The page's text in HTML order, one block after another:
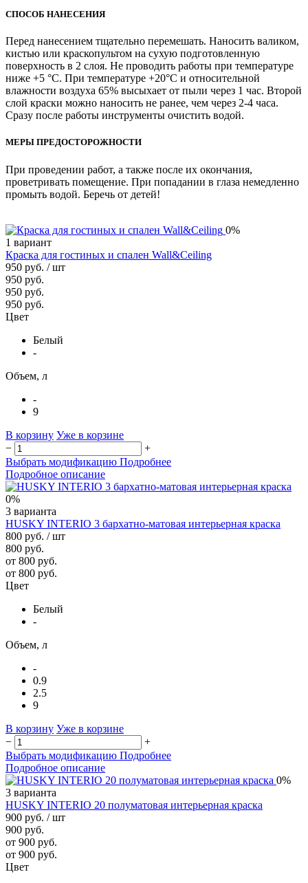
СПОСОБ НАНЕСЕНИЯ
Перед нанесением тщательно перемешать. Наносить валиком,
кистью или краскопультом на сухую подготовленную
поверхность в 2 слоя. Не проводить работы при температуре
ниже +5 °С. При температуре +20°С и относительной
влажности воздуха 65% высыхает от пыли через 1 час. Второй
слой краски можно наносить не ранее, чем через 2-4 часа.
Сразу после работы инструменты очистить водой.
МЕРЫ ПРЕДОСТОРОЖНОСТИ
При проведении работ, а также после их окончания,
проветривать помещение. При попадании в глаза немедленно
промыть водой. Беречь от детей!
0%
1 вариант
Краска для гостиных и спален Wall&Ceiling
950 руб. / шт
950 руб.
950 руб.
950 руб.
Цвет
Белый
-
Объем, л
-
9
В корзину Уже в корзине
−
+
Выбрать модификацию Подробнее
Подробное описание
0%
3 варианта
HUSKY INTERIO 3 бархатно-матовая интерьерная краска
800 руб. / шт
800 руб.
от 800 руб.
от 800 руб.
Цвет
Белый
-
Объем, л
-
0.9
2.5
9
В корзину Уже в корзине
−
+
Выбрать модификацию Подробнее
Подробное описание
0%
3 варианта
HUSKY INTERIO 20 полуматовая интерьерная краска
900 руб. / шт
900 руб.
от 900 руб.
от 900 руб.
Цвет